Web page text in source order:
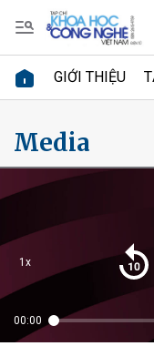
GIỚI THIỆU
Media
1x
00:00
Gửi bình luận